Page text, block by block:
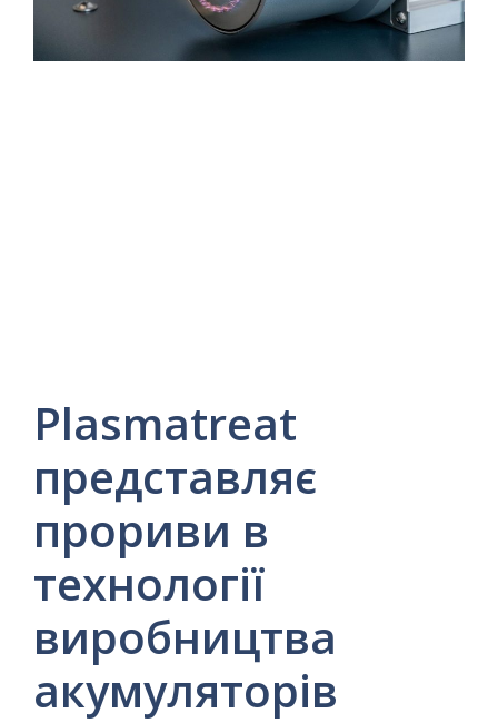
Plasmatreat
представляє
прориви в
технології
виробництва
акумуляторів